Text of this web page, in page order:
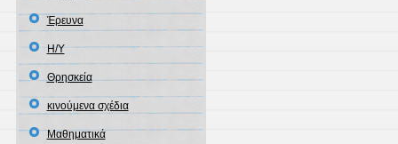
Έρευνα
Η/Υ
Θρησκεία
κινούμενα σχέδια
Μαθηματικά